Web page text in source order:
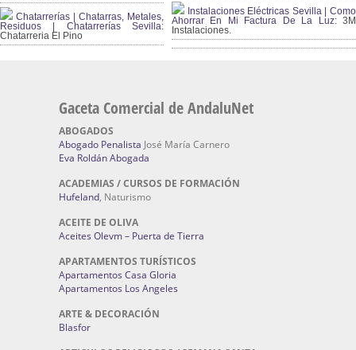
Chatarrerías | Chatarras, Metales,
Residuos | Chatarrerías Sevilla:
Chatarreria El Pino
Instalaciones Eléctricas Sevilla | Como
Ahorrar En Mi Factura De La Luz:3M
Instalaciones.
Gaceta Comercial de AndaluNet
ABOGADOS
Abogado Penalista José María Carnero
Eva Roldán Abogada
ACADEMIAS / CURSOS DE FORMACIÓN
Hufeland, Naturismo
ACEITE DE OLIVA
Aceites Olevm – Puerta de Tierra
APARTAMENTOS TURÍSTICOS
Apartamentos Casa Gloria
Apartamentos Los Angeles
ARTE & DECORACIÓN
Blasfor